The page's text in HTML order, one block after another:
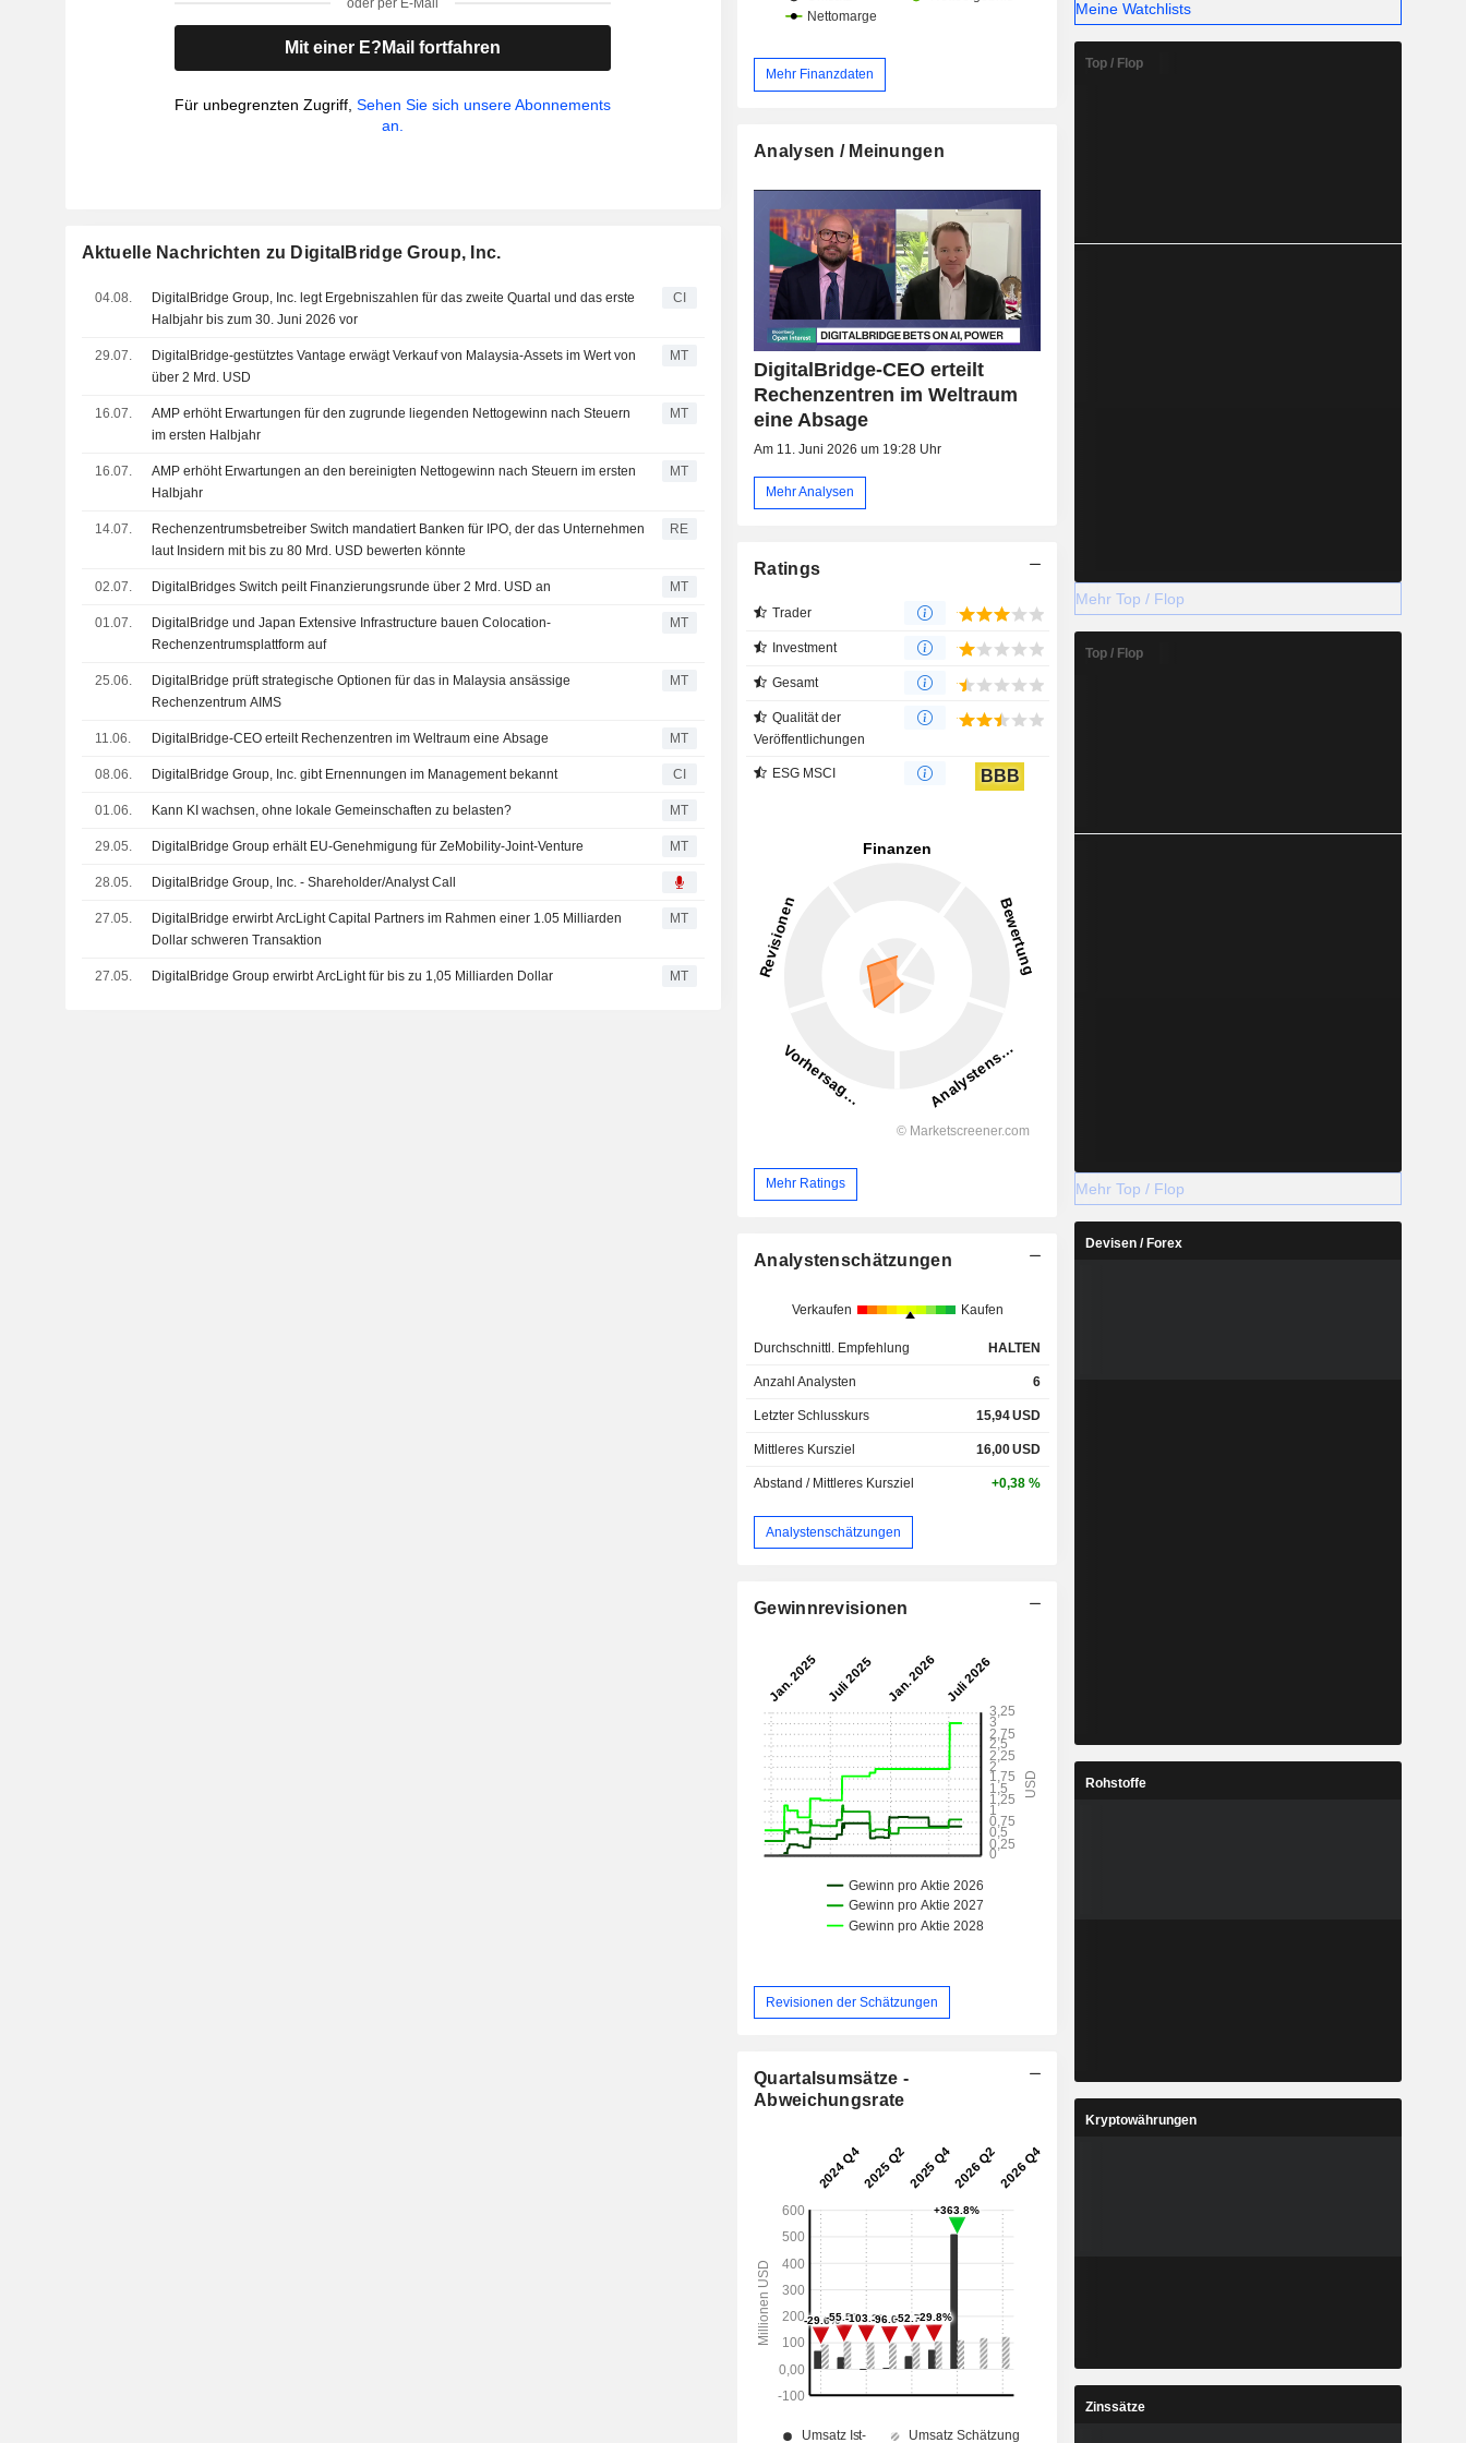
oder per E-Mail
Mit einer E?Mail fortfahren
Für unbegrenzten Zugriff,Sehen Sie sich unsere Abonnements
an.
Aktuelle Nachrichten zu DigitalBridge Group, Inc.
04.08.
DigitalBridge Group, Inc. legt Ergebniszahlen für das zweite Quartal und das erste
Halbjahr bis zum 30. Juni 2026 vor
CI
29.07.
DigitalBridge-gestütztes Vantage erwägt Verkauf von Malaysia-Assets im Wert von
über 2 Mrd. USD
MT
16.07.
AMP erhöht Erwartungen für den zugrunde liegenden Nettogewinn nach Steuern
im ersten Halbjahr
MT
16.07.
AMP erhöht Erwartungen an den bereinigten Nettogewinn nach Steuern im ersten
Halbjahr
MT
14.07.
Rechenzentrumsbetreiber Switch mandatiert Banken für IPO, der das Unternehmen
laut Insidern mit bis zu 80 Mrd. USD bewerten könnte
RE
02.07. DigitalBridges Switch peilt Finanzierungsrunde über 2 Mrd. USD an MT
01.07.
DigitalBridge und Japan Extensive Infrastructure bauen Colocation-
Rechenzentrumsplattform auf
MT
25.06.
DigitalBridge prüft strategische Optionen für das in Malaysia ansässige
Rechenzentrum AIMS
MT
11.06. DigitalBridge-CEO erteilt Rechenzentren im Weltraum eine Absage MT
08.06. DigitalBridge Group, Inc. gibt Ernennungen im Management bekannt CI
01.06. Kann KI wachsen, ohne lokale Gemeinschaften zu belasten? MT
29.05. DigitalBridge Group erhält EU-Genehmigung für ZeMobility-Joint-Venture MT
28.05. DigitalBridge Group, Inc. - Shareholder/Analyst Call
27.05.
DigitalBridge erwirbt ArcLight Capital Partners im Rahmen einer 1.05 Milliarden
Dollar schweren Transaktion
MT
27.05. DigitalBridge Group erwirbt ArcLight für bis zu 1,05 Milliarden Dollar MT
Mehr Finanzdaten
Analysen / Meinungen
DigitalBridge-CEO erteilt
Rechenzentren im Weltraum
eine Absage
Am 11. Juni 2026 um 19:28 Uhr
Mehr Analysen
Ratings
Trader
Investment
Gesamt
Qualität der
Veröffentlichungen
ESG MSCI BBB
Mehr Ratings
Analystenschätzungen
Verkaufen Kaufen
Durchschnittl. Empfehlung HALTEN
Anzahl Analysten 6
Letzter Schlusskurs 15,94USD
Mittleres Kursziel 16,00USD
Abstand / Mittleres Kursziel +0,38 %
Analystenschätzungen
Gewinnrevisionen
Revisionen der Schätzungen
Quartalsumsätze -
Abweichungsrate
Meine Watchlists
Top / Flop
Mehr Top / Flop
Top / Flop
Mehr Top / Flop
Devisen / Forex
Rohstoffe
Kryptowährungen
Zinssätze